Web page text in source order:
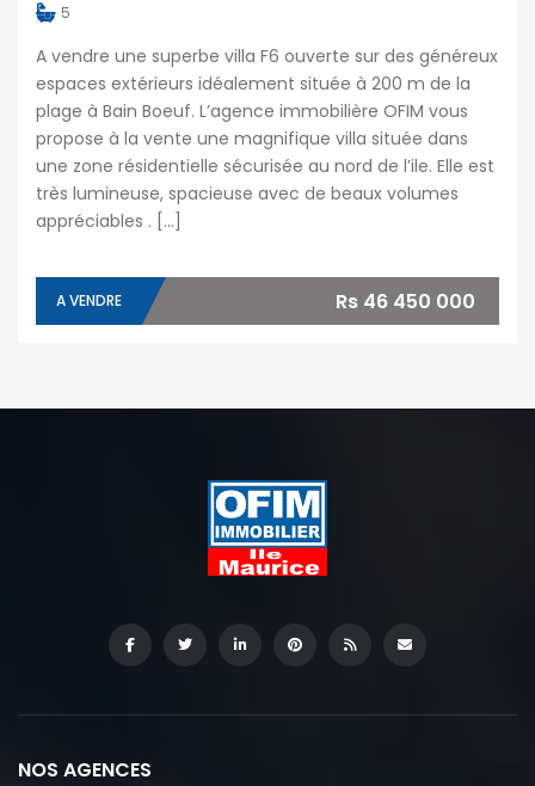
5
A vendre une superbe villa F6 ouverte sur des généreux
espaces extérieurs idéalement située à 200 m de la
plage à Bain Boeuf. L’agence immobilière OFIM vous
propose à la vente une magnifique villa située dans
une zone résidentielle sécurisée au nord de l’ile. Elle est
très lumineuse, spacieuse avec de beaux volumes
appréciables . […]
A VENDRE Rs 46 450 000
NOS AGENCES